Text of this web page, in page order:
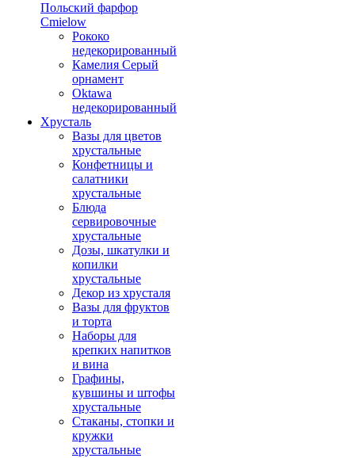
Польский фарфор
Сmielow
Рококо
недекорированный
Камелия Серый
орнамент
Oktawa
недекорированный
Хрусталь
Вазы для цветов
хрустальные
Конфетницы и
салатники
хрустальные
Блюда
сервировочные
хрустальные
Дозы, шкатулки и
копилки
хрустальные
Декор из хрусталя
Вазы для фруктов
и торта
Наборы для
крепких напитков
и вина
Графины,
кувшины и штофы
хрустальные
Стаканы, стопки и
кружки
хрустальные